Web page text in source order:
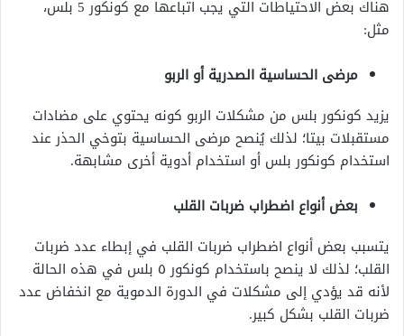
هناك بعض الاحتياطات التي يجب اتباعها مع كونكور 5 بلس،
مثل:
مرضى الحساسية الصدرية أو الربو
يزيد كونكور بلس من مشكلات الربو كونه يحتوي على مضادات
مستقبلات بيتا؛ لذلك يُنصح مرضى الحساسية بتوخي الحذر عند
استخدام كونكور بلس أو استخدام أدوية أخرى مشابهة.
بعض أنواع اضطراب ضربات القلب
يتسبب بعض أنواع اضطراب ضربات القلب في إبطاء عدد ضربات
القلب؛ لذلك لا ينصح باستخدام كونكور ٥ بلس في هذه الحالة
لأنه قد يؤدي إلى مشكلات في الدورة الدموية مع انخفاض عدد
ضربات القلب بشكل كبير.